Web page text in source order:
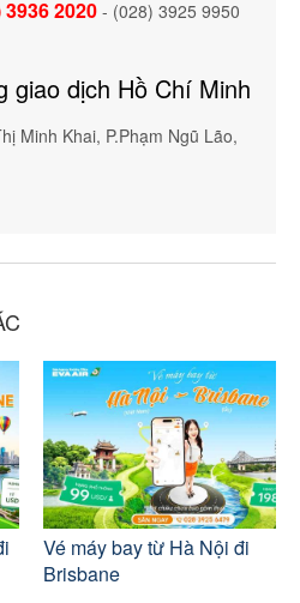
3936 2020 - (028) 3925 9950
giao dịch Hồ Chí Minh
Minh Khai, P.Phạm Ngũ Lão,
Vé máy bay từ Hà Nội đi
Brisbane